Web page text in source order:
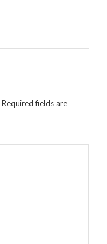
Required fields are